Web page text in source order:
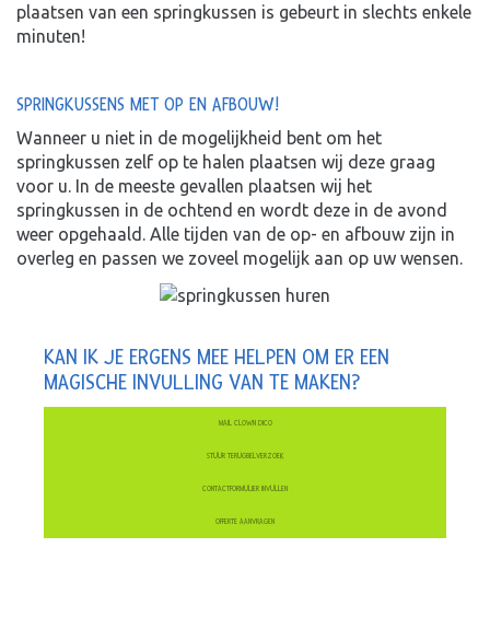
plaatsen van een springkussen is gebeurt in slechts enkele
minuten!
SPRINGKUSSENS MET OP EN AFBOUW!
Wanneer u niet in de mogelijkheid bent om het
springkussen zelf op te halen plaatsen wij deze graag
voor u. In de meeste gevallen plaatsen wij het
springkussen in de ochtend en wordt deze in de avond
weer opgehaald. Alle tijden van de op- en afbouw zijn in
overleg en passen we zoveel mogelijk aan op uw wensen.
KAN IK JE ERGENS MEE HELPEN OM ER EEN
MAGISCHE INVULLING VAN TE MAKEN?
MAIL CLOWN DICO
STUUR TERUGBELVERZOEK
CONTACTFORMULIER INVULLEN
OFFERTE AANVRAGEN